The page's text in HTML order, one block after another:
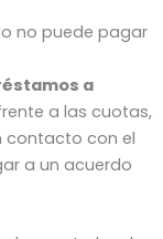
no puede pagar
a
a las cuotas,
contacto con el
a un acuerdo